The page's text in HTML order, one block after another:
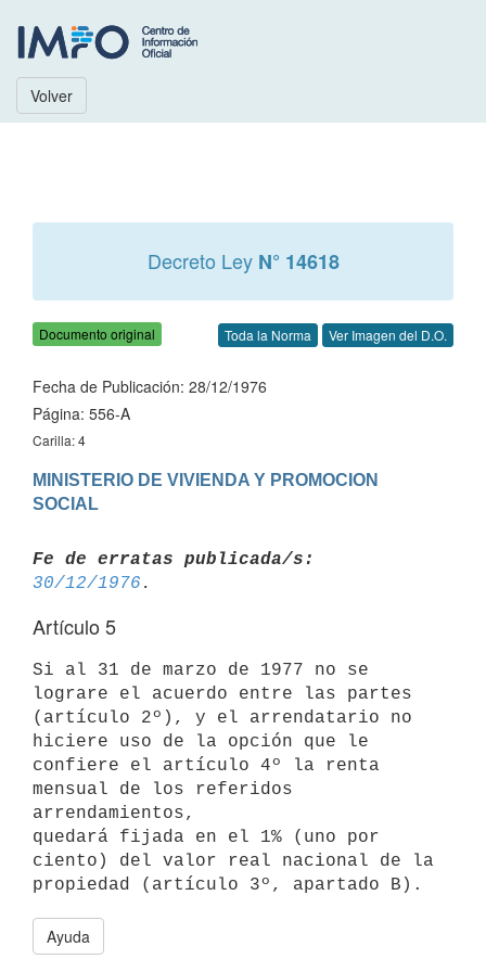
Volver
Decreto Ley N° 14618
Documento original Toda la Norma Ver Imagen del D.O.
Fecha de Publicación: 28/12/1976
Página: 556-A
Carilla: 4
MINISTERIO DE VIVIENDA Y PROMOCION
Fe de erratas publicada/s:
30/12/1976
Artículo 5
Si al 31 de marzo de 1977 no se
lograre el acuerdo entre las partes
(artículo 2º), y el arrendatario no
hiciere uso de la opción que le
confiere el artículo 4º la renta
mensual de los referidos
arrendamientos,
quedará fijada en el 1% (uno por
ciento) del valor real nacional de la
Ayuda